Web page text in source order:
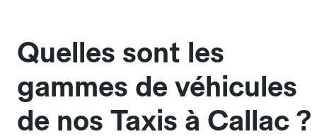
Quelles sont les
gammes de véhicules
de nos Taxis à Callac ?